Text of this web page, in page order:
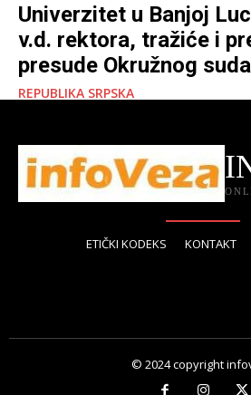
Univerzitet u Banjoj
v.d. rektora, tražiće i
presude Okružnog suda
REPUBLIKA SRPSKA
ETIČKI KODEKS KONTAKT
© 2024 copyright